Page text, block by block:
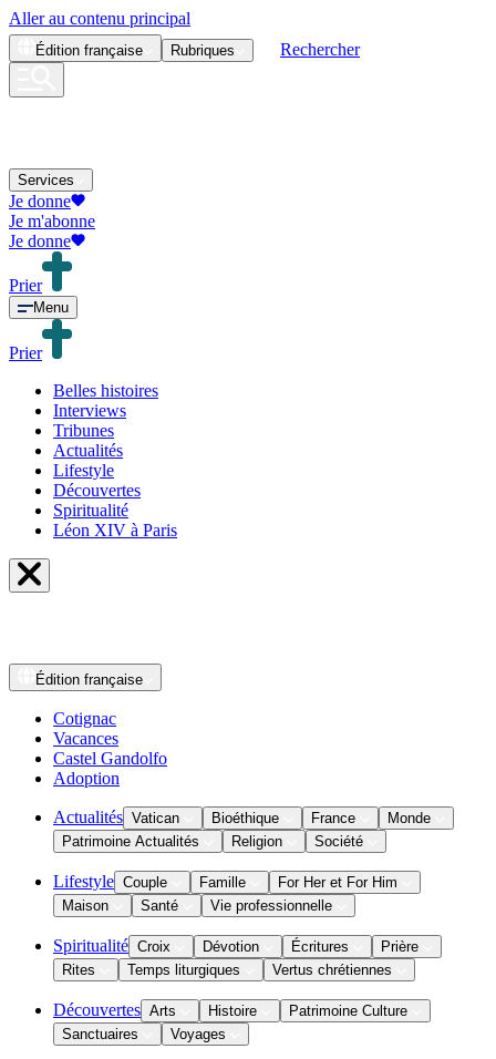
Aller au contenu principal
Édition française Rubriques Rechercher
Services
Je donne
Je m'abonne
Je donne
Prier
Menu
Prier
Belles histoires
Interviews
Tribunes
Actualités
Lifestyle
Découvertes
Spiritualité
Léon XIV à Paris
Édition française
Cotignac
Vacances
Castel Gandolfo
Adoption
Actualités Vatican Bioéthique France
Monde
Patrimoine Actualités
Religion Société
Lifestyle Couple Famille
For Her et For Him
Maison
Santé Vie professionnelle
Spiritualité Croix Dévotion Écritures
Prière
Rites
Temps liturgiques Vertus chrétiennes
Découvertes Arts Histoire
Patrimoine Culture
Sanctuaires
Voyages